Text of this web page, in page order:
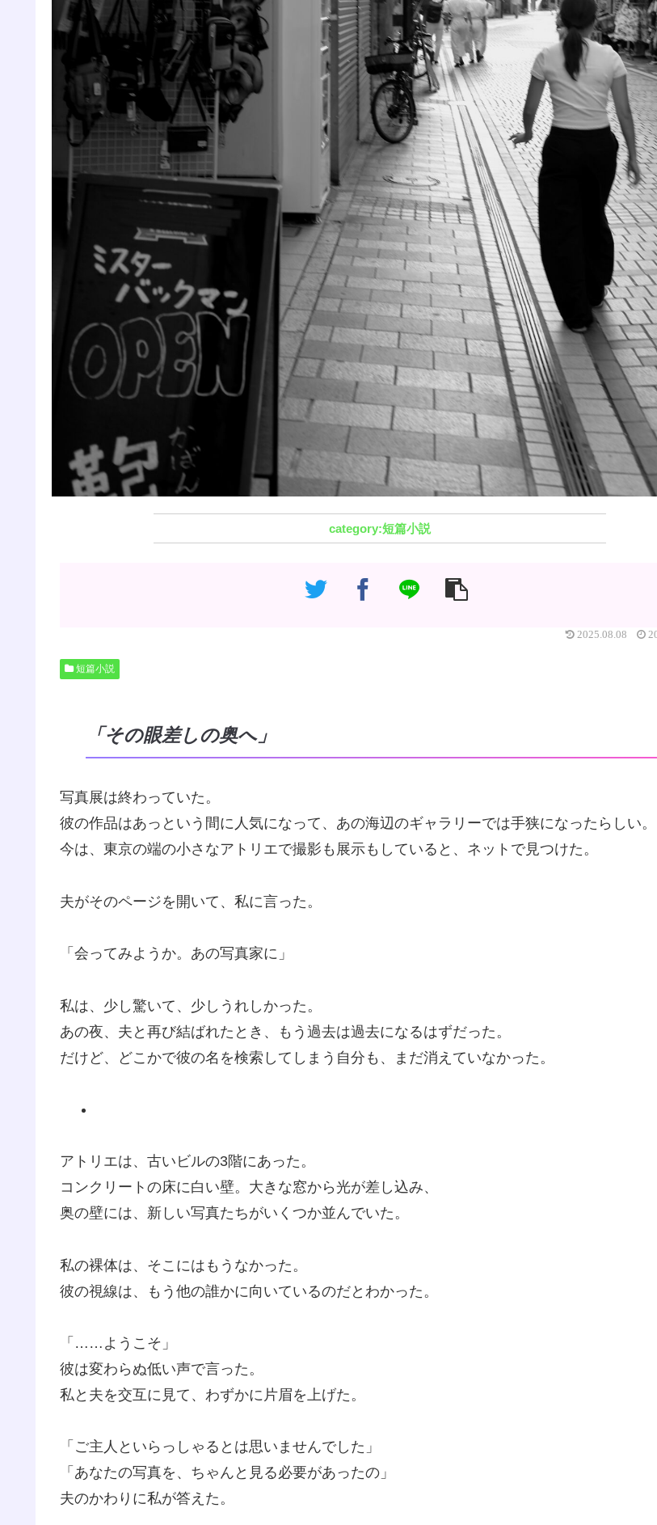
短篇小説
2025.08.08
短篇小説
「その眼差しの奥へ」
写真展は終わっていた。
彼の作品はあっという間に人気になって、あの海辺のギャラリーでは手狭になったらしい。
今は、東京の端の小さなアトリエで撮影も展示もしていると、ネットで見つけた。
夫がそのページを開いて、私に言った。
「会ってみようか。あの写真家に」
私は、少し驚いて、少しうれしかった。
あの夜、夫と再び結ばれたとき、もう過去は過去になるはずだった。
だけど、どこかで彼の名を検索してしまう自分も、まだ消えていなかった。
アトリエは、古いビルの3階にあった。
コンクリートの床に白い壁。大きな窓から光が差し込み、
奥の壁には、新しい写真たちがいくつか並んでいた。
私の裸体は、そこにはもうなかった。
彼の視線は、もう他の誰かに向いているのだとわかった。
「……ようこそ」
彼は変わらぬ低い声で言った。
私と夫を交互に見て、わずかに片眉を上げた。
「ご主人といらっしゃるとは思いませんでした」
「あなたの写真を、ちゃんと見る必要があったの」
夫のかわりに私が答えた。